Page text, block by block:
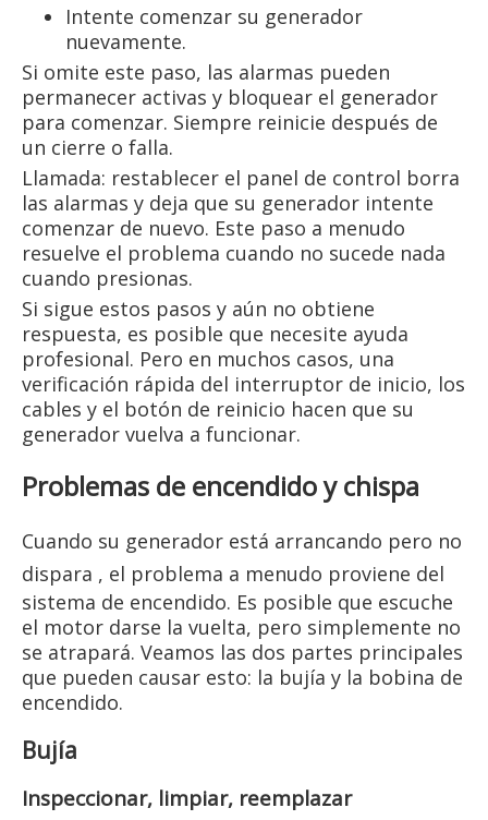
Intente comenzar su generador
nuevamente.
Si omite este paso, las alarmas pueden
permanecer activas y bloquear el generador
para comenzar. Siempre reinicie después de
un cierre o falla.
Llamada: restablecer el panel de control borra
las alarmas y deja que su generador intente
comenzar de nuevo. Este paso a menudo
resuelve el problema cuando no sucede nada
cuando presionas.
Si sigue estos pasos y aún no obtiene
respuesta, es posible que necesite ayuda
profesional. Pero en muchos casos, una
verificación rápida del interruptor de inicio, los
cables y el botón de reinicio hacen que su
generador vuelva a funcionar.
Problemas de encendido y chispa
Cuando su generador está arrancando pero no
dispara , el problema a menudo proviene del
sistema de encendido. Es posible que escuche
el motor darse la vuelta, pero simplemente no
se atrapará. Veamos las dos partes principales
que pueden causar esto: la bujía y la bobina de
encendido.
Bujía
Inspeccionar, limpiar, reemplazar